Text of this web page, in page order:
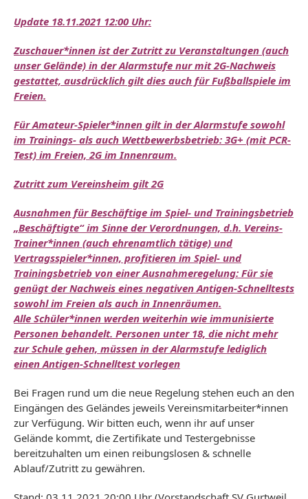
Update 18.11.2021 12:00 Uhr:
Zuschauer*innen ist der Zutritt zu Veranstaltungen (auch
unser Gelände) in der Alarmstufe nur mit 2G-Nachweis
gestattet, ausdrücklich gilt dies auch für Fußballspiele im
Freien.
Für Amateur-Spieler*innen gilt in der Alarmstufe sowohl
im Trainings- als auch Wettbewerbsbetrieb: 3G+ (mit PCR-
Test) im Freien, 2G im Innenraum.
Zutritt zum Vereinsheim gilt 2G
Ausnahmen für Beschäftige im Spiel- und Trainingsbetrieb
„Beschäftigte“ im Sinne der Verordnungen, d.h. Vereins-
Trainer*innen (auch ehrenamtlich tätige) und
Vertragsspieler*innen, profitieren im Spiel- und
Trainingsbetrieb von einer Ausnahmeregelung: Für sie
genügt der Nachweis eines negativen Antigen-Schnelltests
sowohl im Freien als auch in Innenräumen.
Alle Schüler*innen werden weiterhin wie immunisierte
Personen behandelt. Personen unter 18, die nicht mehr
zur Schule gehen, müssen in der Alarmstufe lediglich
einen Antigen-Schnelltest vorlegen
Bei Fragen rund um die neue Regelung stehen euch an den
Eingängen des Geländes jeweils Vereinsmitarbeiter*innen
zur Verfügung. Wir bitten euch, wenn ihr auf unser
Gelände kommt, die Zertifikate und Testergebnisse
bereitzuhalten um einen reibungslosen & schnelle
Ablauf/Zutritt zu gewähren.